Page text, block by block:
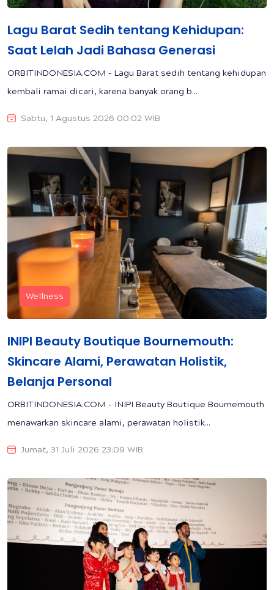
Lagu Barat Sedih tentang Kehidupan:
Saat Lelah Jadi Bahasa Generasi
ORBITINDONESIA.COM – Lagu Barat sedih tentang kehidupan
kembali ramai dicari, karena banyak orang b...
Sabtu, 1 Agustus 2026 00:02 WIB
Wellness
INIPI Beauty Boutique Bournemouth:
Skincare Alami, Perawatan Holistik,
Belanja Personal
ORBITINDONESIA.COM – INIPI Beauty Boutique Bournemouth
menawarkan skincare alami, perawatan holistik...
Jumat, 31 Juli 2026 23:09 WIB